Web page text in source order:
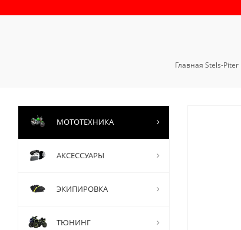
Главная Stels-Piter
МОТОТЕХНИКА
АКСЕССУАРЫ
ЭКИПИРОВКА
ТЮНИНГ